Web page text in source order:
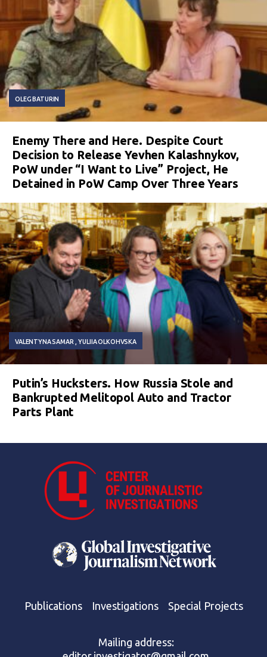
OLEG BATURIN
Enemy There and Here. Despite Court
Decision to Release Yevhen Kalashnykov,
PoW under “I Want to Live” Project, He
Detained in PoW Camp Over Three Years
VALENTYNA SAMAR YULIIA OLKOHVSKA
Putin’s Hucksters. How Russia Stole and
Bankrupted Melitopol Auto and Tractor
Parts Plant
Publications Investigations Special Projects
Mailing address: